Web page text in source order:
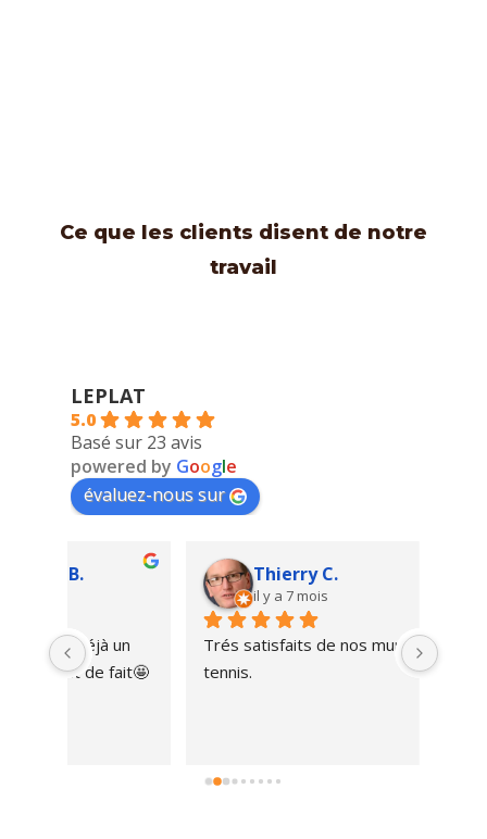
Ce que les clients disent de notre
travail
LEPLAT
5.0
Basé sur 23 avis
powered by Google
évaluez-nous sur
Thierry C.
il y a 7 mois
Trés satisfaits de nos murs de frappe
tennis.